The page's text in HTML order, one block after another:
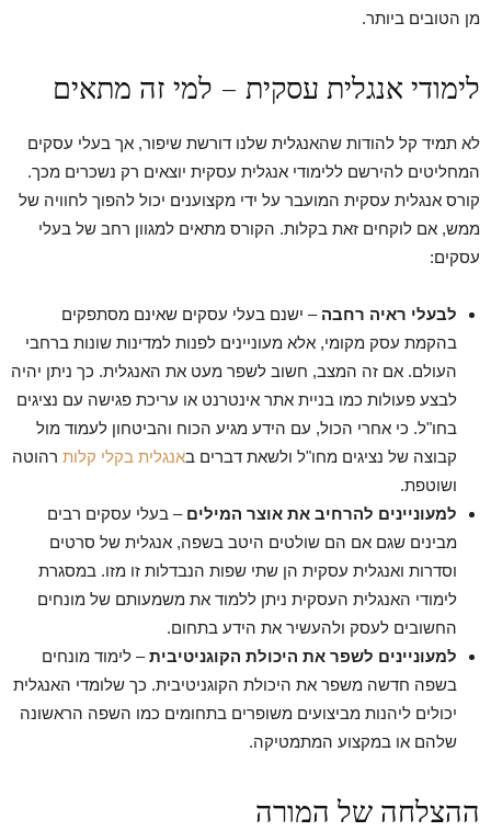
מן הטובים ביותר.
לימודי אנגלית עסקית – למי זה מתאים
לא תמיד קל להודות שהאנגלית שלנו דורשת שיפור, אך בעלי עסקים
המחליטים להירשם ללימודי אנגלית עסקית יוצאים רק נשכרים מכך.
קורס אנגלית עסקית המועבר על ידי מקצוענים יכול להפוך לחוויה של
ממש, אם לוקחים זאת בקלות. הקורס מתאים למגוון רחב של בעלי
עסקים:
לבעלי ראיה רחבה – ישנם בעלי עסקים שאינם מסתפקים
בהקמת עסק מקומי, אלא מעוניינים לפנות למדינות שונות ברחבי
העולם. אם זה המצב, חשוב לשפר מעט את האנגלית. כך ניתן יהיה
לבצע פעולות כמו בניית אתר אינטרנט או עריכת פגישה עם נציגים
בחו"ל. כי אחרי הכול, עם הידע מגיע הכוח והביטחון לעמוד מול
קבוצה של נציגים מחו"ל ולשאת דברים באנגלית בקלי קלות רהוטה
ושוטפת.
למעוניינים להרחיב את אוצר המילים – בעלי עסקים רבים
מבינים שגם אם הם שולטים היטב בשפה, אנגלית של סרטים
וסדרות ואנגלית עסקית הן שתי שפות הנבדלות זו מזו. במסגרת
לימודי האנגלית העסקית ניתן ללמוד את משמעותם של מונחים
החשובים לעסק ולהעשיר את הידע בתחום.
למעוניינים לשפר את היכולת הקוגניטיבית– לימוד מונחים
בשפה חדשה משפר את היכולת הקוגניטיבית. כך שלומדי האנגלית
יכולים ליהנות מביצועים משופרים בתחומים כמו השפה הראשונה
שלהם או במקצוע המתמטיקה.
ההצלחה של המורה